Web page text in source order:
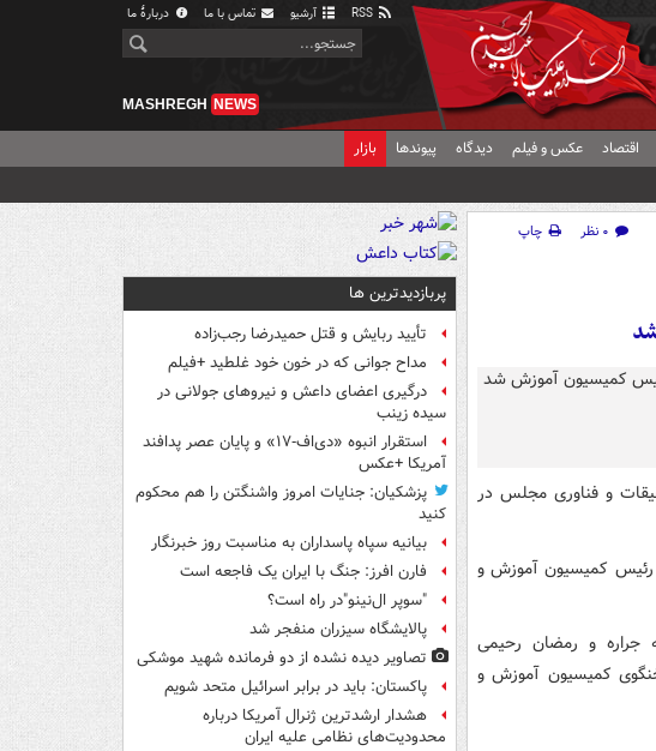
آرشیو تماس با ما دربارهٔ ما
MASHREGH NEWS
اقتصاد عکس و فیلم دیدگاه پیوندها بازار
۰ نظر
چاپ
و فناوری مجلس در
رئیس کمیسیون آموزش و
جراره و رمضان رحیمی
کمیسیون آموزش و
پربازدیدترین ها
تأیید ربایش و قتل حمیدرضا رجب‌زاده
مداح جوانی که در خون خود غلطید +فیلم
درگیری اعضای داعش و نیروهای جولانی در
سیده زینب
استقرار انبوه «دی‌اف‑۱۷» و پایان عصر پدافند
آمریکا +عکس
پزشکیان: جنایات امروز واشنگتن را هم محکوم
کنید
بیانیه سپاه پاسداران به مناسبت روز خبرنگار
فارن افرز: جنگ با ایران یک فاجعه است
"سوپر ال‌نینو"در راه است؟
پالایشگاه سیزران منفجر شد
تصاویر دیده‌ نشده از دو فرمانده شهید موشکی
پاکستان: باید در برابر اسرائیل متحد شویم
هشدار ارشدترین ژنرال آمریکا درباره
محدودیت‌های نظامی علیه ایران